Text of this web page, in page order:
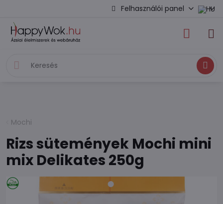
Felhasználói panel
Keresés
Mochi
Rizs sütemények Mochi mini
mix Delikates 250g